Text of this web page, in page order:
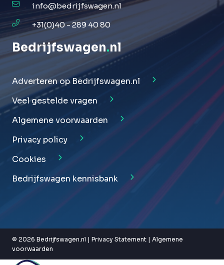
info@bedrijfswagen.nl
+31(0)40 - 289 40 80
Bedrijfswagen.nl
Adverteren op Bedrijfswagen.nl
Veel gestelde vragen
Algemene voorwaarden
Privacy policy
Cookies
Bedrijfswagen kennisbank
© 2026 Bedrijfswagen.nl | Privacy Statement | Algemene
voorwaarden